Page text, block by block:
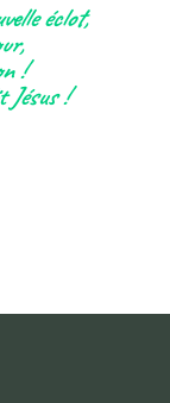
éclot,
!
Jésus !